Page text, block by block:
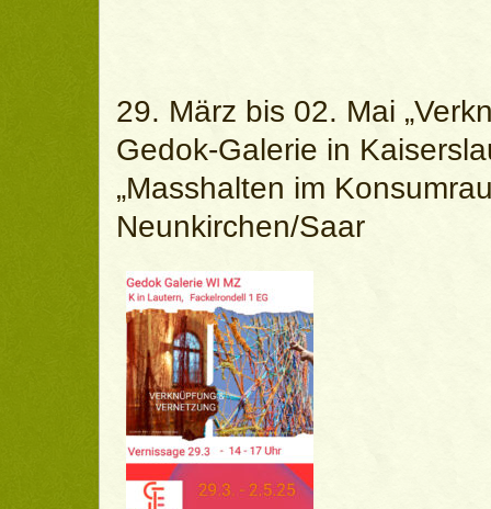
29. März bis 02. Mai
Gedok-Galerie in
„Masshalten im
Neunkirchen/Saar